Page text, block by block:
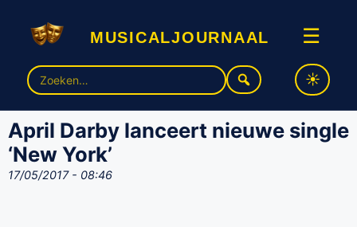
musicaljournaal ☰
Zoek
naar:
April Darby lanceert nieuwe single
‘New York’
17/05/2017 - 08:46